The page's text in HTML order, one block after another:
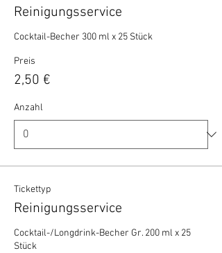
Reinigungsservice
Cocktail-Becher 300 ml x 25 Stück
Preis
2,50 €
Anzahl
Tickettyp
Reinigungsservice
Cocktail-/Longdrink-Becher Gr. 200 ml x 25
Stück